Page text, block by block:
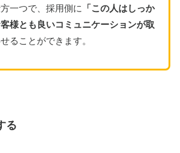
一つで、採用側に
「この人はしっか
様とも良いコミュニケーションが取
ることができます。
る